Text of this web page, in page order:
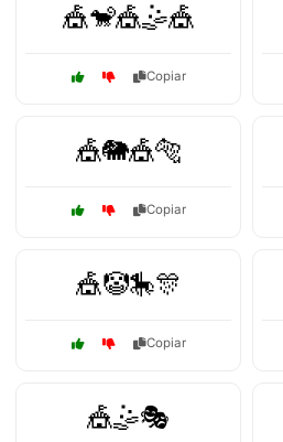
🎪🐒🎪🤹🎪
Copiar
🎪🐘🎪🐅
Copiar
🎪🤡🎠🎊
Copiar
🎪🤹🎭